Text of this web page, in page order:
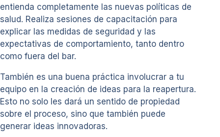
entienda completamente las nuevas políticas de
salud. Realiza sesiones de capacitación para
explicar las medidas de seguridad y las
expectativas de comportamiento, tanto dentro
como fuera del bar.
También es una buena práctica involucrar a tu
equipo en la creación de ideas para la reapertura.
Esto no solo les dará un sentido de propiedad
sobre el proceso, sino que también puede
generar ideas innovadoras.